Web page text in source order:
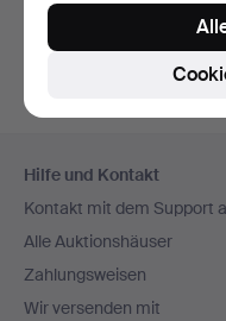
36 USD
Navigation
Hilfe und Kontakt
Kontakt mit dem Support
Alle Auktionshäuser
Zahlungsweisen
Wir versenden mit